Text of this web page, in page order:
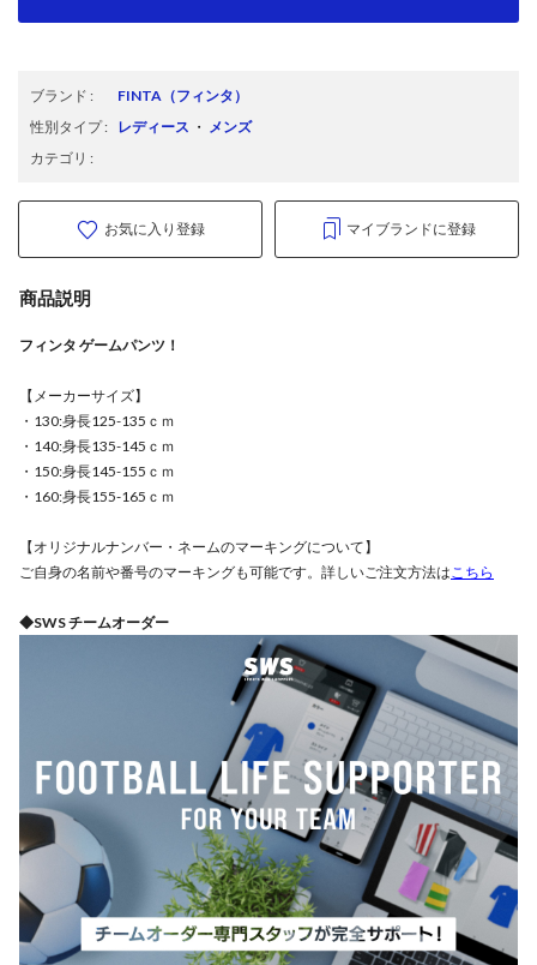
ブランド : FINTA （フィンタ）
性別タイプ: レディース ・ メンズ
カテゴリ :
お気に入り登録 マイブランドに登録
商品説明
フィンタ ゲームパンツ！
【メーカーサイズ】
・130:身長125-135ｃｍ
・140:身長135-145ｃｍ
・150:身長145-155ｃｍ
・160:身長155-165ｃｍ
【オリジナルナンバー・ネームのマーキングについて】
ご自身の名前や番号のマーキングも可能です。詳しいご注文方法はこちら
◆SWS チームオーダー